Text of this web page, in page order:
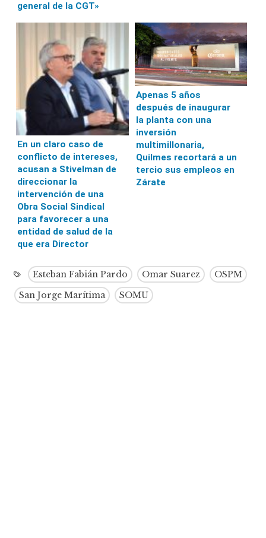
general de la CGT»
En un claro caso de
conflicto de intereses,
acusan a Stivelman de
direccionar la
intervención de una
Obra Social Sindical
para favorecer a una
entidad de salud de la
que era Director
Apenas 5 años
después de inaugurar
la planta con una
inversión
multimillonaria,
Quilmes recortará a un
tercio sus empleos en
Zárate
Esteban Fabián Pardo Omar Suarez
OSPM
San Jorge Marítima
SOMU